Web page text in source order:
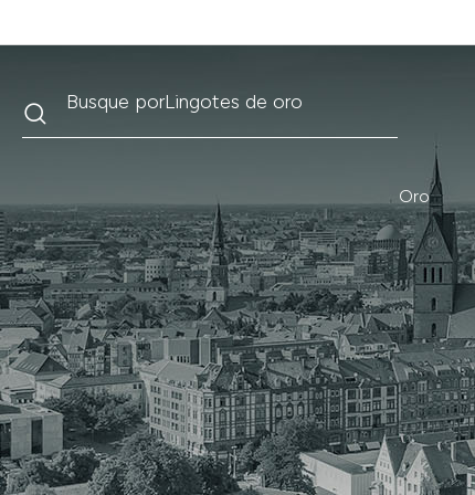
BuscarBusque porKrugerrand
Oro